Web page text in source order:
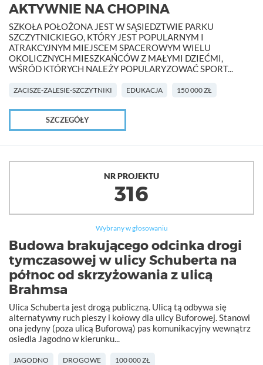
AKTYWNIE NA CHOPINA
SZKOŁA POŁOŻONA JEST W SĄSIEDZTWIE PARKU
SZCZYTNICKIEGO, KTÓRY JEST POPULARNYM I
ATRAKCYJNYM MIEJSCEM SPACEROWYM WIELU
OKOLICZNYCH MIESZKAŃCÓW Z MAŁYMI DZIEĆMI,
WŚRÓD KTÓRYCH NALEŻY POPULARYZOWAĆ SPORT...
ZACISZE-ZALESIE-SZCZYTNIKI EDUKACJA 150 000 ZŁ
SZCZEGÓŁY
NR PROJEKTU
316
Wybrany w głosowaniu
Budowa brakującego odcinka drogi
tymczasowej w ulicy Schuberta na
północ od skrzyżowania z ulicą
Brahmsa
Ulica Schuberta jest drogą publiczną. Ulicą tą odbywa się
alternatywny ruch pieszy i kołowy dla ulicy Buforowej. Stanowi
ona jedyny (poza ulicą Buforową) pas komunikacyjny wewnątrz
osiedla Jagodno w kierunku...
JAGODNO DROGOWE 100 000 ZŁ